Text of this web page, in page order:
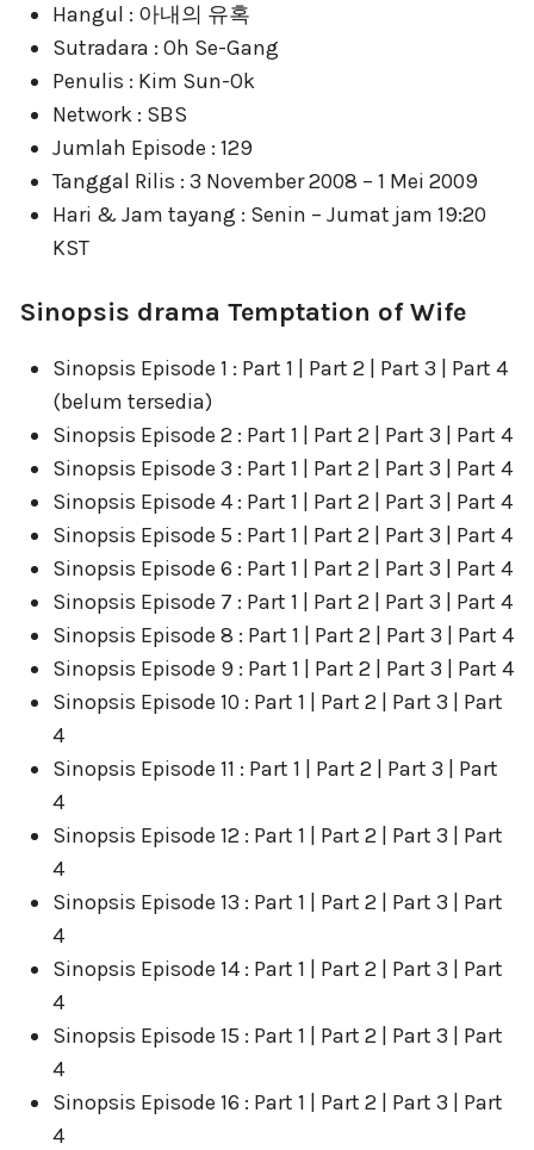
Hangul : 아내의 유혹
Sutradara : Oh Se-Gang
Penulis : Kim Sun-Ok
Network : SBS
Jumlah Episode : 129
Tanggal Rilis : 3 November 2008 – 1 Mei 2009
Hari & Jam tayang : Senin – Jumat jam 19:20
KST
Sinopsis drama Temptation of Wife
Sinopsis Episode 1 : Part 1 | Part 2 | Part 3 | Part 4
(belum tersedia)
Sinopsis Episode 2 : Part 1 | Part 2 | Part 3 | Part 4
Sinopsis Episode 3 : Part 1 | Part 2 | Part 3 | Part 4
Sinopsis Episode 4 : Part 1 | Part 2 | Part 3 | Part 4
Sinopsis Episode 5 : Part 1 | Part 2 | Part 3 | Part 4
Sinopsis Episode 6 : Part 1 | Part 2 | Part 3 | Part 4
Sinopsis Episode 7 : Part 1 | Part 2 | Part 3 | Part 4
Sinopsis Episode 8 : Part 1 | Part 2 | Part 3 | Part 4
Sinopsis Episode 9 : Part 1 | Part 2 | Part 3 | Part 4
Sinopsis Episode 10 : Part 1 | Part 2 | Part 3 | Part
4
Sinopsis Episode 11 : Part 1 | Part 2 | Part 3 | Part
4
Sinopsis Episode 12 : Part 1 | Part 2 | Part 3 | Part
4
Sinopsis Episode 13 : Part 1 | Part 2 | Part 3 | Part
4
Sinopsis Episode 14 : Part 1 | Part 2 | Part 3 | Part
4
Sinopsis Episode 15 : Part 1 | Part 2 | Part 3 | Part
4
Sinopsis Episode 16 : Part 1 | Part 2 | Part 3 | Part
4